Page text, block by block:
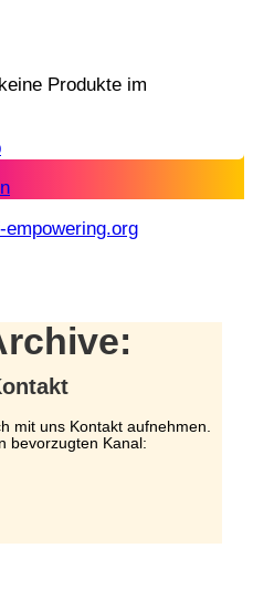
Produkte im
mit uns Kontakt aufnehmen.
bevorzugten Kanal: